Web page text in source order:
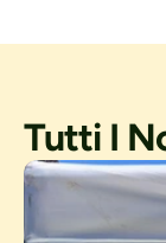
Tutti I